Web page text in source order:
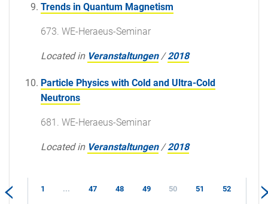
Trends in Quantum Magnetism
673. WE-Heraeus-Seminar
Located in Veranstaltungen /2018
Particle Physics with Cold and Ultra-Cold
Neutrons
681. WE-Heraeus-Seminar
Located in Veranstaltungen /2018
1 ... 47 48 49 50 51 52